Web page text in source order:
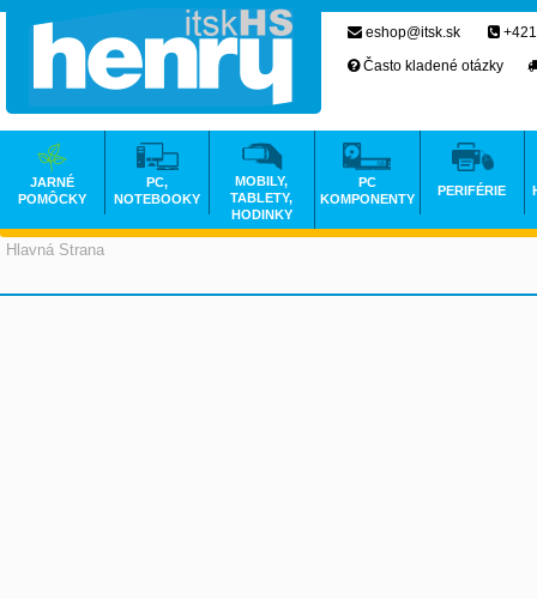
Hlavná Strana
eshop@itsk.sk
Často kladené otázky
JARNÉ
POMÔCKY
PC,
NOTEBOOKY
MOBILY,
TABLETY,
HODINKY
PC
KOMPONENTY
PERIFÉRIE